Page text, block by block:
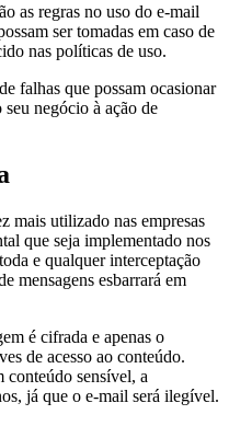
as regras no uso do e-mail
ser tomadas em caso de
nas políticas de uso.
falhas que possam ocasionar
negócio à ação de
mais utilizado nas empresas
que seja implementado nos
e qualquer interceptação
mensagens esbarrará em
é cifrada e apenas o
de acesso ao conteúdo.
conteúdo sensível, a
já que o e-mail será ilegível.